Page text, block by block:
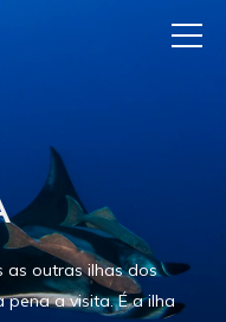
as outras ilhas dos
pena a visita. É a ilha